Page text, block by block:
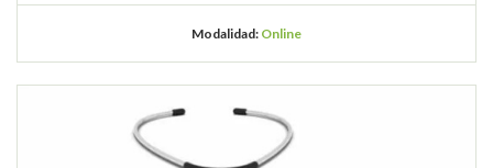
Modalidad: Online